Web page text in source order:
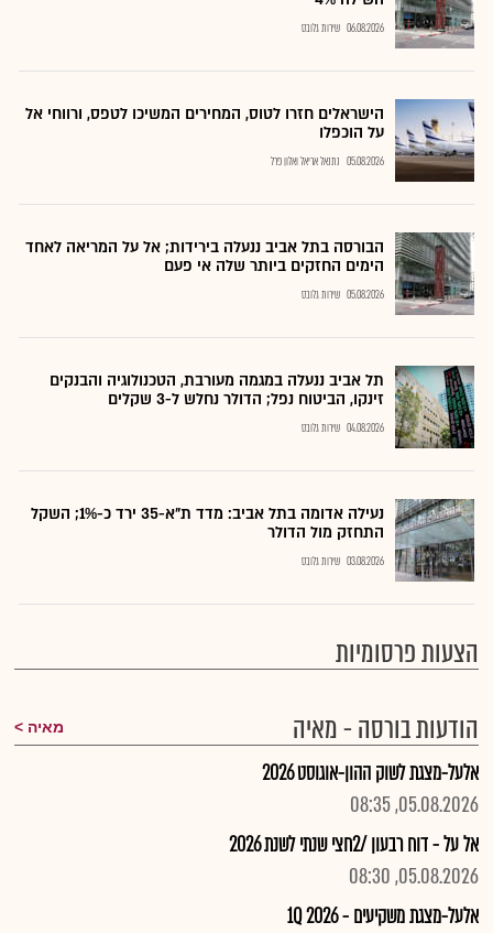
06.08.2026 שירות גלובס
הישראלים חזרו לטוס, המחירים המשיכו לטפס, ורווחי אל
על הוכפלו
05.08.2026 נתנאל אריאל ואלון פרל
הבורסה בתל אביב ננעלה בירידות; אל על המריאה לאחד
הימים החזקים ביותר שלה אי פעם
05.08.2026 שירות גלובס
תל אביב ננעלה במגמה מעורבת, הטכנולוגיה והבנקים
זינקו, הביטוח נפל; הדולר נחלש ל-3 שקלים
04.08.2026 שירות גלובס
נעילה אדומה בתל אביב: מדד ת"א-35 ירד כ-1%; השקל
התחזק מול הדולר
03.08.2026 שירות גלובס
הצעות פרסומיות
הודעות בורסה - מאיה
מאיה
אלעל-מצגת לשוק ההון-אוגוסט 2026
05.08.2026, 08:35
אל על - דוח רבעון /2חצי שנתי לשנת 2026
05.08.2026, 08:30
אלעל-מצגת משקיעים - 1Q 2026